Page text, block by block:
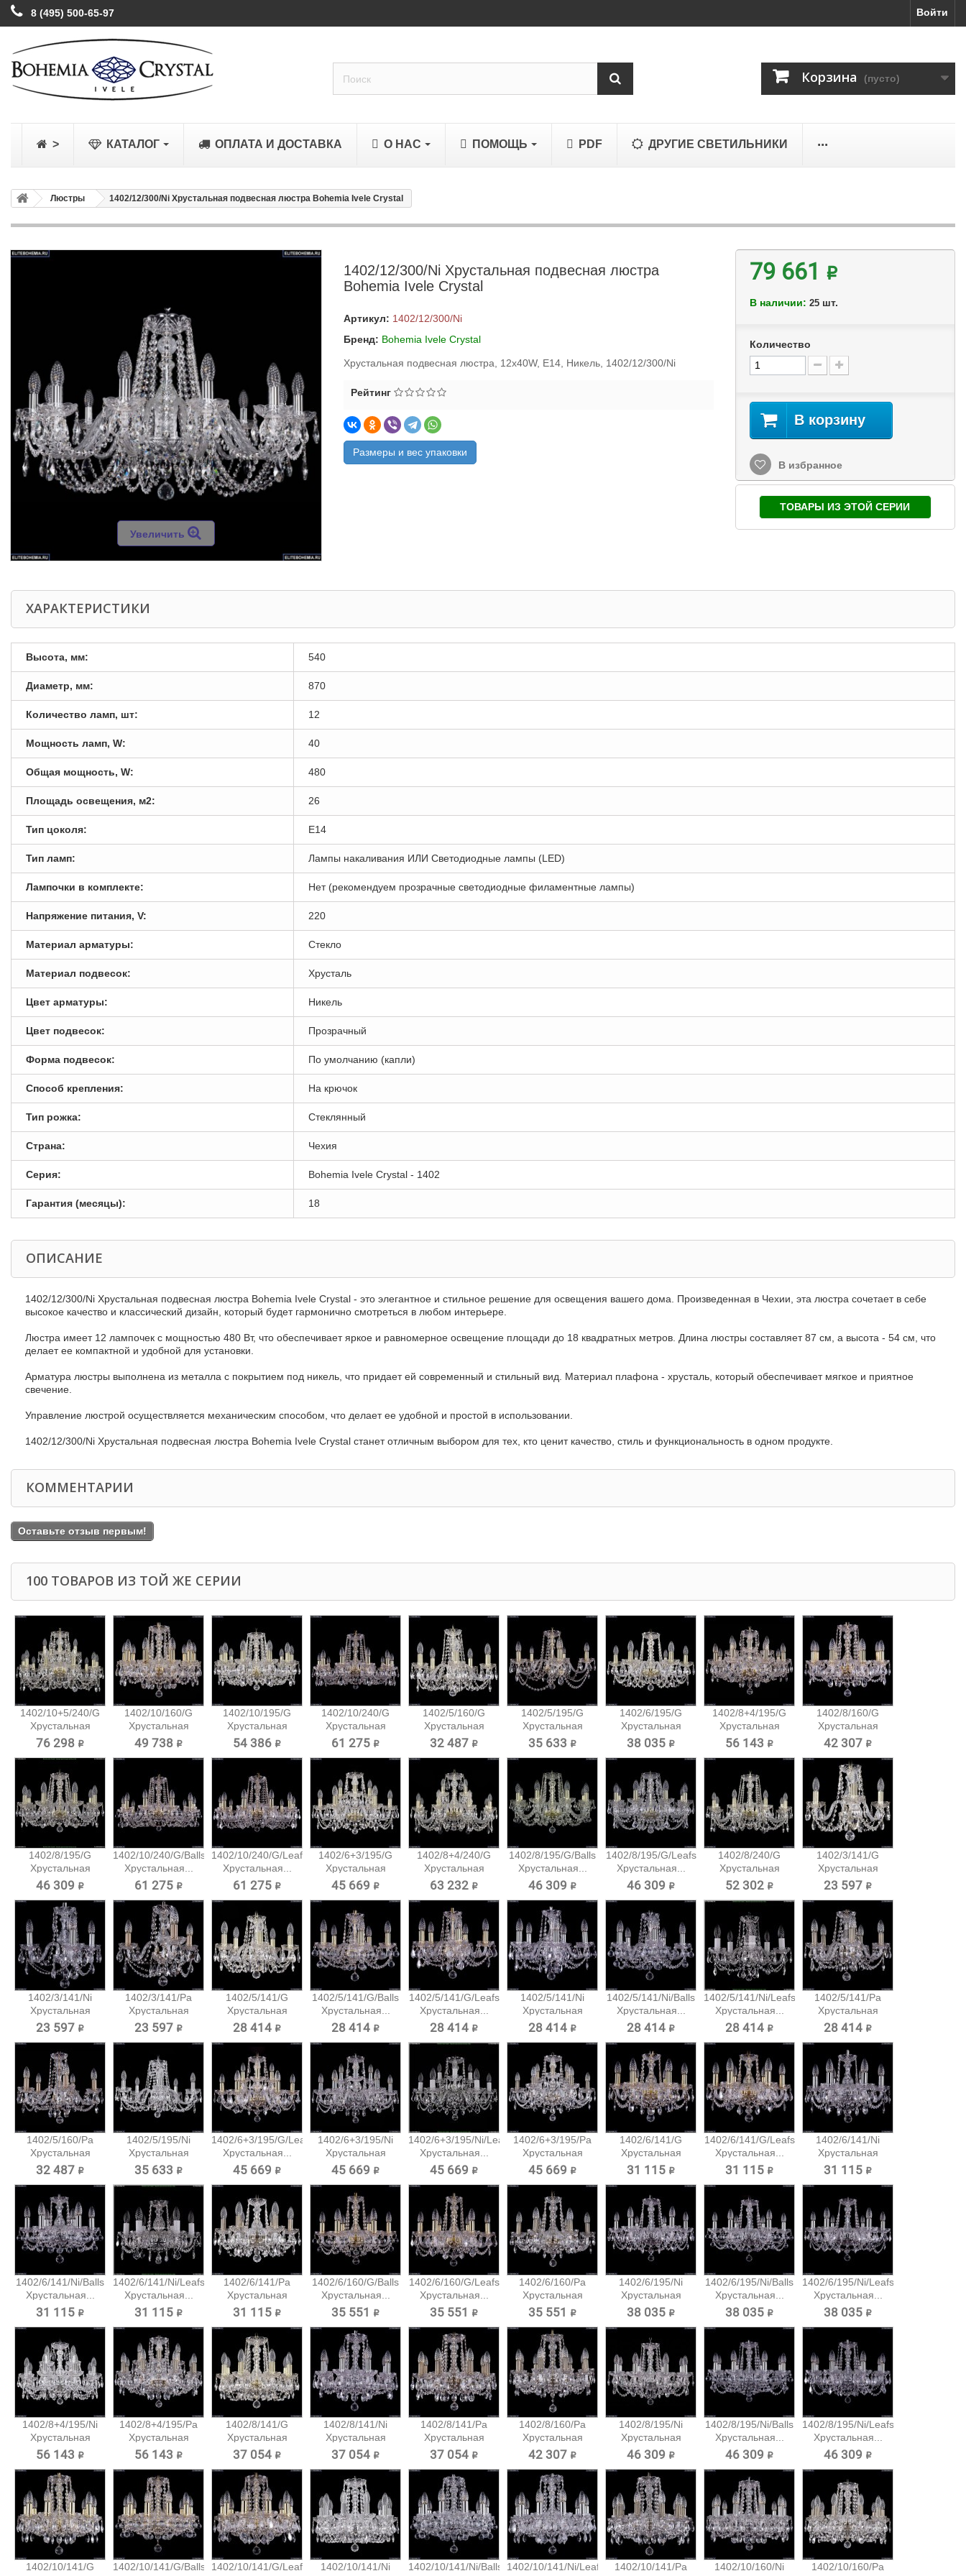
Войти
8 (495) 500-65-97
Корзина (пусто)
> КАТАЛОГ ОПЛАТА И ДОСТАВКА О НАС ПОМОЩЬ PDF ДРУГИЕ СВЕТИЛЬНИКИ ...
Люстры 1402/12/300/Ni Хрустальная подвесная люстра Bohemia Ivele Crystal
Увеличить
1402/12/300/Ni Хрустальная подвесная люстра
Bohemia Ivele Crystal
Артикул: 1402/12/300/Ni
Бренд: Bohemia Ivele Crystal
Хрустальная подвесная люстра, 12x40W, E14, Никель, 1402/12/300/Ni
Рейтинг
Размеры и вес упаковки
79 661 ₽
В наличии: 25 шт.
Количество
В корзину
В избранное
ТОВАРЫ ИЗ ЭТОЙ СЕРИИ
ХАРАКТЕРИСТИКИ
Высота, мм: 540
Диаметр, мм: 870
Количество ламп, шт: 12
Мощность ламп, W: 40
Общая мощность, W: 480
Площадь освещения, м2: 26
Тип цоколя: E14
Тип ламп: Лампы накаливания ИЛИ Светодиодные лампы (LED)
Лампочки в комплекте: Нет (рекомендуем прозрачные светодиодные филаментные лампы)
Напряжение питания, V: 220
Материал арматуры: Стекло
Материал подвесок: Хрусталь
Цвет арматуры: Никель
Цвет подвесок: Прозрачный
Форма подвесок: По умолчанию (капли)
Способ крепления: На крючок
Тип рожка: Стеклянный
Страна: Чехия
Серия: Bohemia Ivele Crystal - 1402
Гарантия (месяцы): 18
ОПИСАНИЕ
1402/12/300/Ni Хрустальная подвесная люстра Bohemia Ivele Crystal - это элегантное и стильное решение для освещения вашего дома. Произведенная в Чехии, эта люстра сочетает в себе
высокое качество и классический дизайн, который будет гармонично смотреться в любом интерьере.
Люстра имеет 12 лампочек с мощностью 480 Вт, что обеспечивает яркое и равномерное освещение площади до 18 квадратных метров. Длина люстры составляет 87 см, а высота - 54 см, что
делает ее компактной и удобной для установки.
Арматура люстры выполнена из металла с покрытием под никель, что придает ей современный и стильный вид. Материал плафона - хрусталь, который обеспечивает мягкое и приятное
свечение.
Управление люстрой осуществляется механическим способом, что делает ее удобной и простой в использовании.
1402/12/300/Ni Хрустальная подвесная люстра Bohemia Ivele Crystal станет отличным выбором для тех, кто ценит качество, стиль и функциональность в одном продукте.
КОММЕНТАРИИ
Оставьте отзыв первым!
100 ТОВАРОВ ИЗ ТОЙ ЖЕ СЕРИИ
1402/10+5/240/G
Хрустальная
подвесная...
76 298 ₽
1402/10/160/G
Хрустальная
подвесная...
49 738 ₽
1402/10/195/G
Хрустальная
подвесная...
54 386 ₽
1402/10/240/G
Хрустальная
подвесная...
61 275 ₽
1402/5/160/G
Хрустальная
подвесная...
32 487 ₽
1402/5/195/G
Хрустальная
подвесная...
35 633 ₽
1402/6/195/G
Хрустальная
подвесная...
38 035 ₽
1402/8+4/195/G
Хрустальная
подвесная...
56 143 ₽
1402/8/160/G
Хрустальная
подвесная...
42 307 ₽
1402/8/195/G
Хрустальная
подвесная...
46 309 ₽
1402/10/240/G/Balls
Хрустальная...
61 275 ₽
1402/10/240/G/Leafs
Хрустальная...
61 275 ₽
1402/6+3/195/G
Хрустальная
подвесная...
45 669 ₽
1402/8+4/240/G
Хрустальная
подвесная...
63 232 ₽
1402/8/195/G/Balls
Хрустальная...
46 309 ₽
1402/8/195/G/Leafs
Хрустальная...
46 309 ₽
1402/8/240/G
Хрустальная
подвесная...
52 302 ₽
1402/3/141/G
Хрустальная
подвесная...
23 597 ₽
1402/3/141/Ni
Хрустальная
подвесная...
23 597 ₽
1402/3/141/Pa
Хрустальная
подвесная...
23 597 ₽
1402/5/141/G
Хрустальная
подвесная...
28 414 ₽
1402/5/141/G/Balls
Хрустальная...
28 414 ₽
1402/5/141/G/Leafs
Хрустальная...
28 414 ₽
1402/5/141/Ni
Хрустальная
подвесная...
28 414 ₽
1402/5/141/Ni/Balls
Хрустальная...
28 414 ₽
1402/5/141/Ni/Leafs
Хрустальная...
28 414 ₽
1402/5/141/Pa
Хрустальная
подвесная...
28 414 ₽
1402/5/160/Pa
Хрустальная
подвесная...
32 487 ₽
1402/5/195/Ni
Хрустальная
подвесная...
35 633 ₽
1402/6+3/195/G/Leafs
Хрустальная...
45 669 ₽
1402/6+3/195/Ni
Хрустальная
подвесная...
45 669 ₽
1402/6+3/195/Ni/Leafs
Хрустальная...
45 669 ₽
1402/6+3/195/Pa
Хрустальная
подвесная...
45 669 ₽
1402/6/141/G
Хрустальная
подвесная...
31 115 ₽
1402/6/141/G/Leafs
Хрустальная...
31 115 ₽
1402/6/141/Ni
Хрустальная
подвесная...
31 115 ₽
1402/6/141/Ni/Balls
Хрустальная...
31 115 ₽
1402/6/141/Ni/Leafs
Хрустальная...
31 115 ₽
1402/6/141/Pa
Хрустальная
подвесная...
31 115 ₽
1402/6/160/G/Balls
Хрустальная...
35 551 ₽
1402/6/160/G/Leafs
Хрустальная...
35 551 ₽
1402/6/160/Pa
Хрустальная
подвесная...
35 551 ₽
1402/6/195/Ni
Хрустальная
подвесная...
38 035 ₽
1402/6/195/Ni/Balls
Хрустальная...
38 035 ₽
1402/6/195/Ni/Leafs
Хрустальная...
38 035 ₽
1402/8+4/195/Ni
Хрустальная
подвесная...
56 143 ₽
1402/8+4/195/Pa
Хрустальная
подвесная...
56 143 ₽
1402/8/141/G
Хрустальная
подвесная...
37 054 ₽
1402/8/141/Ni
Хрустальная
подвесная...
37 054 ₽
1402/8/141/Pa
Хрустальная
подвесная...
37 054 ₽
1402/8/160/Pa
Хрустальная
подвесная...
42 307 ₽
1402/8/195/Ni
Хрустальная
подвесная...
46 309 ₽
1402/8/195/Ni/Balls
Хрустальная...
46 309 ₽
1402/8/195/Ni/Leafs
Хрустальная...
46 309 ₽
1402/10/141/G
1402/10/141/G/Balls
1402/10/141/G/Leafs
1402/10/141/Ni
1402/10/141/Ni/Balls
1402/10/141/Ni/Leafs
1402/10/141/Pa
1402/10/160/Ni
1402/10/160/Pa